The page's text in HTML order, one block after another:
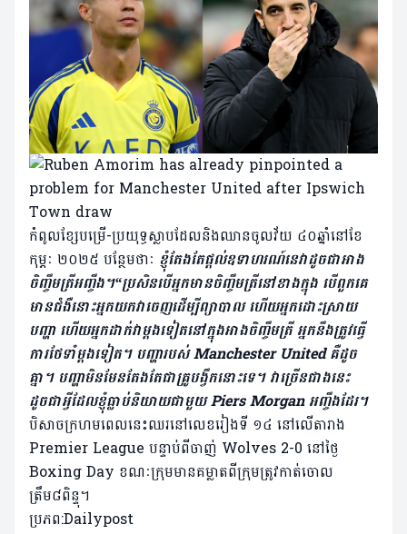
កំពូលខ្សែបម្រើ-ប្រយុទ្ធស្លាបដែលនិងឈានចូលវ័យ ៤០ឆ្នាំនៅខែ
កុម្ភៈ ២០២៥ បន្ថែមថាៈ ខ្ញុំតែងតែផ្តល់ឧទាហរណ៍នេវាដូចជាអាង
ចិញ្ចឹមត្រីអញ្ចឹង។“ប្រសិនបើអ្នកមានចិញ្ចឹមត្រីនៅខាងក្នុង បើពួកគេ
មានជំងឺនោះអ្នកយកវាចេញដើម្បីព្យាបាល ហើយអ្នកដោះស្រាយ
បញ្ហា ហើយអ្នកដាក់វាម្តងទៀតនៅក្នុងអាងចិញ្ចឹមត្រី អ្នកនឹងត្រូវធ្វើ
ការថែទាំម្តងទៀត។ បញ្ហារបស់ Manchester United គឺដូច
គ្នា។ បញ្ហាមិនមែនតែងតែជាគ្រូបង្វឹកនោះទេ។ វាច្រើនជាងនេះ
ដូចជាអ្វីដែលខ្ញុំធ្លាប់និយាយជាមួយ Piers Morgan អញ្ចឹងដែរ។
បិសាចក្រហមពេលនេះឈរនៅលេខរៀងទី ១៤ នៅលើតារាង
Premier League បន្ទាប់ពីចាញ់ Wolves 2-0 នៅថ្ងៃ
Boxing Day ខណៈក្រុមមានគម្លាតពីក្រុមត្រូវកាត់ចោល
ត្រឹម៨ពិន្ទុ។
ប្រភព:Dailypost